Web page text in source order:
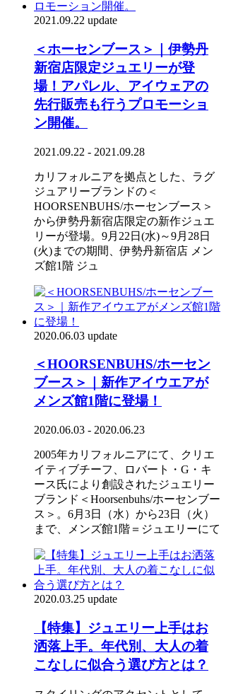
2021.09.22 update
＜ホーセンブース＞｜伊勢丹
新宿店限定ジュエリーが登
場！アパレル、アイウェアの
先行販売も行うプロモーショ
ン開催。
2021.09.22 - 2021.09.28
カリフォルニアを拠点とした、ラグ
ジュアリーブランドの＜
HOORSENBUHS/ホーセンブース＞
から伊勢丹新宿店限定の新作ジュエ
リーが登場。9月22日(水)～9月28日
(火)までの期間、伊勢丹新宿店 メン
ズ館1階 ジュ
2020.06.03 update
＜HOORSENBUHS/ホーセン
ブース＞｜新作アイウエアが
メンズ館1階に登場！
2020.06.03 - 2020.06.23
2005年カリフォルニアにて、クリエ
イティブチーフ、ロバート・G・キ
ース氏により創設されたジュエリー
ブランド＜Hoorsenbuhs/ホーセンブー
ス＞。6月3日（水）から23日（火）
まで、メンズ館1階＝ジュエリーにて
2020.03.25 update
【特集】ジュエリー上手はお
洒落上手。年代別、大人の着
こなしに似合う選び方とは？